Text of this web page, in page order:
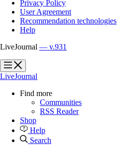
Privacy Policy
User Agreement
Recommendation technologies
Help
LiveJournal — v.931
?
?
LiveJournal
Find more
Communities
RSS Reader
Shop
Help
Search